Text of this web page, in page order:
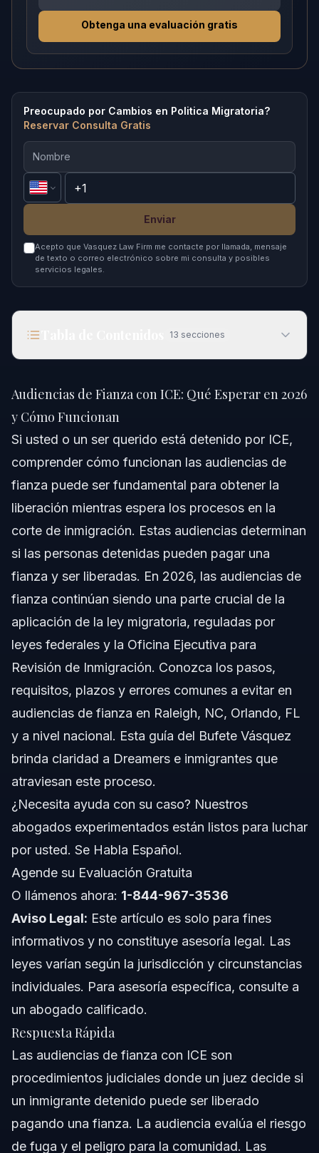
Obtenga una evaluación gratis
Preocupado por Cambios en Politica Migratoria?
Reservar Consulta Gratis
Enviar
Acepto que Vasquez Law Firm me contacte por llamada, mensaje
de texto o correo electrónico sobre mi consulta y posibles
servicios legales.
13 secciones
Respuesta Rápida
Entendiendo las Audiencias de Fianza con ICE
Guía Paso a Paso para Audiencias de Fianza
Escenarios Comunes en Audiencias de Fianza
Documentos y Lista de Verificación para
Audiencias de Fianza
Cronograma y Qué Esperar
Costos y Tarifas de las Fianzas
Errores Comunes a Evitar en Audiencias de
Fianza
Notas Importantes Jurisdiccionales (NC y FL)
Notas de Florida
Cuándo Contactar a un Abogado
Acerca de Bufete Vásquez
Confianza y Experiencia del Abogado
Preguntas Frecuentes
¿Pueden las personas detenidas por ICE obtener
¿Qué sucede en una audiencia de fianza en la corte de
2026?
¿Cómo puedo verificar el estado de una audiencia de
fianza de inmigración?
Audiencias de Fianza con ICE: Qué Esperar en 2026
y Cómo Funcionan
Si usted o un ser querido está detenido por ICE,
comprender cómo funcionan las audiencias de
fianza puede ser fundamental para obtener la
liberación mientras espera los procesos en la
corte de inmigración. Estas audiencias determinan
si las personas detenidas pueden pagar una
fianza y ser liberadas. En 2026, las audiencias de
fianza continúan siendo una parte crucial de la
aplicación de la ley migratoria, reguladas por
leyes federales y la Oficina Ejecutiva para
Revisión de Inmigración. Conozca los pasos,
requisitos, plazos y errores comunes a evitar en
audiencias de fianza en Raleigh, NC, Orlando, FL
y a nivel nacional. Esta guía del Bufete Vásquez
brinda claridad a Dreamers e inmigrantes que
atraviesan este proceso.
¿Necesita ayuda con su caso? Nuestros
abogados experimentados están listos para luchar
por usted. Se Habla Español.
Agende su Evaluación Gratuita
O llámenos ahora: 1-844-967-3536
Aviso Legal: Este artículo es solo para fines
informativos y no constituye asesoría legal. Las
leyes varían según la jurisdicción y circunstancias
individuales. Para asesoría específica, consulte a
un abogado calificado.
Respuesta Rápida
Las audiencias de fianza con ICE son
procedimientos judiciales donde un juez decide si
un inmigrante detenido puede ser liberado
pagando una fianza. La audiencia evalúa el riesgo
de fuga y el peligro para la comunidad. Las